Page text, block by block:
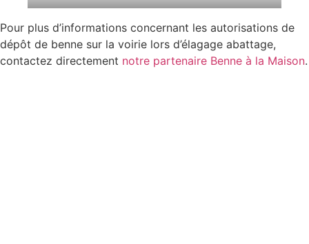
Pour plus d’informations concernant les autorisations de
dépôt de benne sur la voirie lors d’élagage abattage,
contactez directement notre partenaire Benne à la Maison.